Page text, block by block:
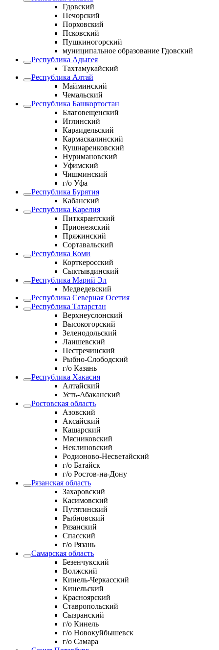
Гдовский
Печорский
Порховский
Псковский
Пушкиногорский
муниципальное образование Гдовский
Республика Адыгея
Тахтамукайский
Республика Алтай
Майминский
Чемальский
Республика Башкортостан
Благовещенский
Иглинский
Караидельский
Кармаскалинский
Кушнаренковский
Нуримановский
Уфимский
Чишминский
г/о Уфа
Республика Бурятия
Кабанский
Республика Карелия
Питкярантский
Прионежский
Пряжинский
Сортавальский
Республика Коми
Корткеросский
Сыктывдинский
Республика Марий Эл
Медведевский
Республика Северная Осетия
Республика Татарстан
Верхнеуслонский
Высокогорский
Зеленодольский
Лаишевский
Пестречинский
Рыбно-Слободский
г/о Казань
Республика Хакасия
Алтайский
Усть-Абаканский
Ростовская область
Азовский
Аксайский
Кашарский
Мясниковский
Неклиновский
Родионово-Несветайский
г/о Батайск
г/о Ростов-на-Дону
Рязанская область
Захаровский
Касимовский
Путятинский
Рыбновский
Рязанский
Спасский
г/о Рязань
Самарская область
Безенчукский
Волжский
Кинель-Черкасский
Кинельский
Красноярский
Ставропольский
Сызранский
г/о Кинель
г/о Новокуйбышевск
г/о Самара